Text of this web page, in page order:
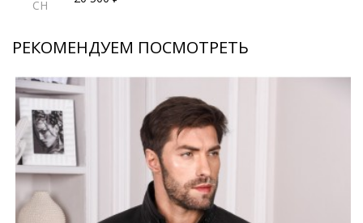
CH
РЕКОМЕНДУЕМ ПОСМОТРЕТЬ